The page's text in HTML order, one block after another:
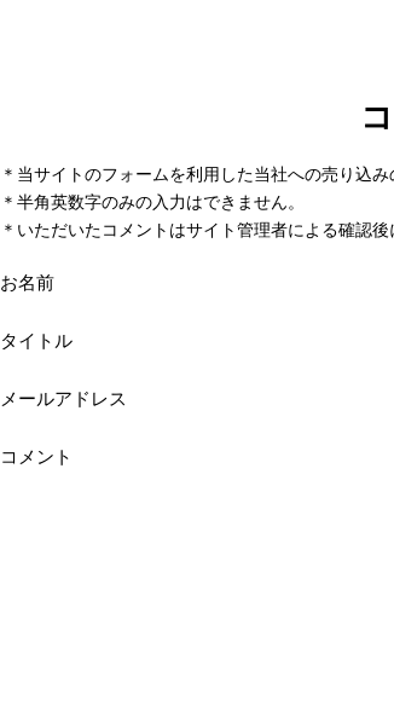
＊当サイトのフォームを利用した当社への売り込み
＊半角英数字のみの入力はできません。
＊いただいたコメントはサイト管理者による確認後
お名前
タイトル
メールアドレス
コメント